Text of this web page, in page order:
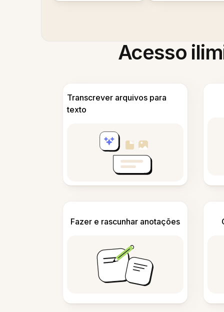
Acesso
Transcrever arquivos para
texto
Fazer e rascunhar anotações